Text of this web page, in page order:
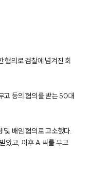
혐의로 검찰에 넘겨진 회
고 등의 혐의를 받는 50대
배임 혐의로 고소했다.
았고, 이후 A 씨를 무고